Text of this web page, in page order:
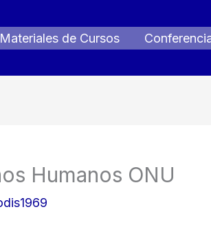
Materiales de Cursos
Humanos ONU